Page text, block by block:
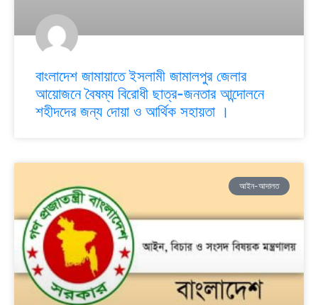
বাংলাদেশ জামায়াতে ইসলামী জামালপুর জেলার
আয়োজনে বৈষম্য বিরোধী ছাত্র-জনতার আন্দোলনে
শহীদদের জন্য দোয়া ও আর্থিক সহায়তা ।
আইন-আদালত